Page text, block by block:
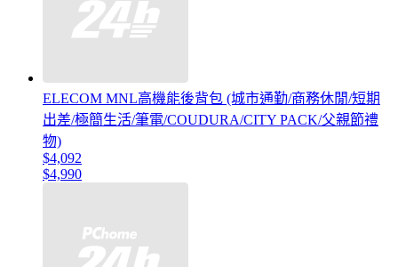
ELECOM MNL高機能後背包 (城市通勤/商務休閒/短期
出差/極簡生活/筆電/COUDURA/CITY PACK/父親節禮
物)
$4,092
$4,990